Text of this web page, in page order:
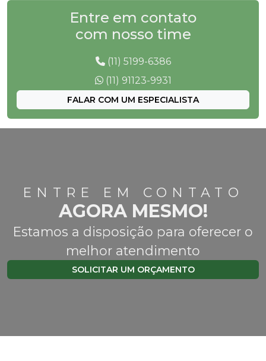
Entre em contato
com nosso time
(11) 5199-6386
(11) 91123-9931
FALAR COM UM ESPECIALISTA
ENTRE EM CONTATO
AGORA MESMO!
Estamos a disposição para oferecer o
melhor atendimento
SOLICITAR UM ORÇAMENTO